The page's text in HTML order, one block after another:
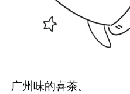
广州味的喜茶。